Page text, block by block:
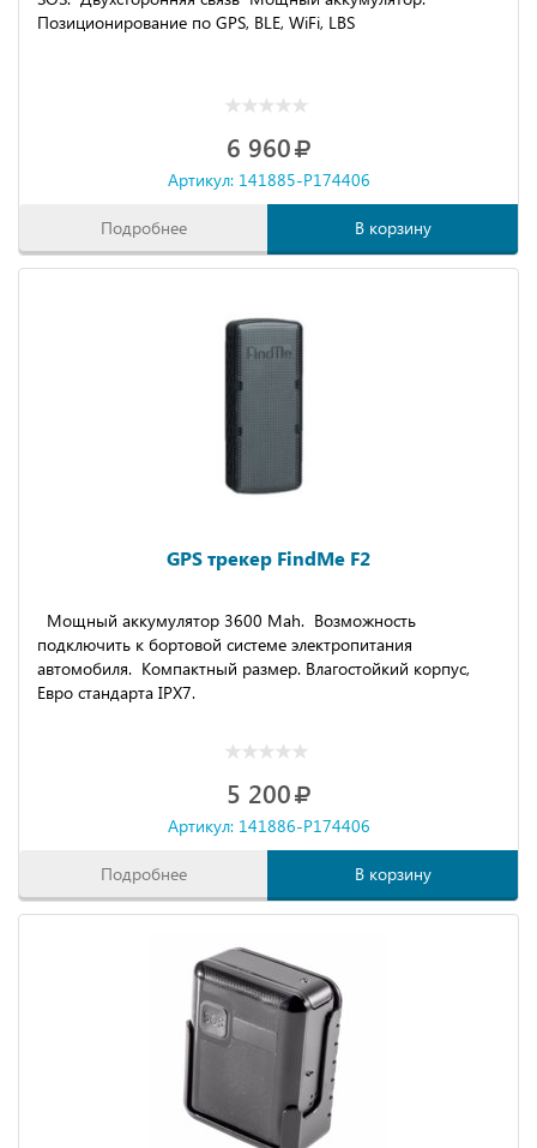
Позиционирование по GPS, BLE, WiFi, LBS
6 960
Артикул: 141885-P174406
Подробнее В корзину
GPS трекер FindMe F2
Мощный аккумулятор 3600 Mah. Возможность
подключить к бортовой системе электропитания
автомобиля. Компактный размер. Влагостойкий корпус,
Евро стандарта IPX7.
5 200
Артикул: 141886-P174406
Подробнее В корзину